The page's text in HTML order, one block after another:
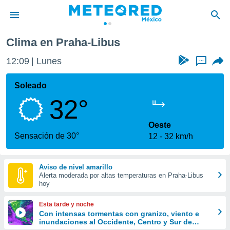
de
ha sido
calidad.
a este
las
y
forma
digital
basada
Clima en Praha-Libus
12:09 Lunes ...
Soleado
32°
Sensación de 30°
Oeste
12
32 km/h
Aviso de nivel amarillo
Alerta moderada por altas temperaturas en Praha-Libus
hoy
Esta tarde y noche
Con intensas tormentas con granizo, viento e
inundaciones al Occidente, Centro y Sur de